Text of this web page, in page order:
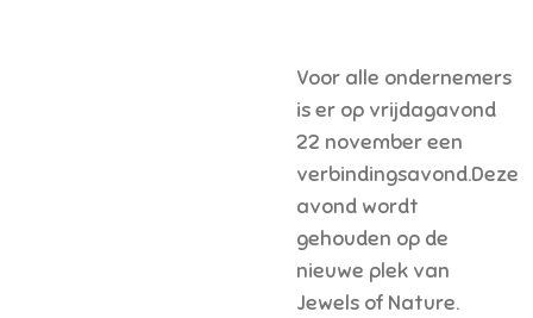
Voor alle ondernemers
is er op vrijdagavond
22 november een
verbindingsavond.Deze
avond wordt
gehouden op de
nieuwe plek van
Jewels of Nature.